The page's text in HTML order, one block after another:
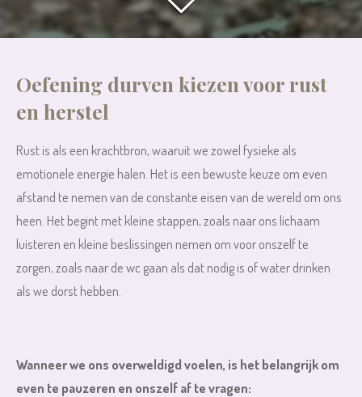
Oefening durven kiezen voor rust
en herstel
Rust is als een krachtbron, waaruit we zowel fysieke als
emotionele energie halen. Het is een bewuste keuze om even
afstand te nemen van de constante eisen van de wereld om ons
heen. Het begint met kleine stappen, zoals naar ons lichaam
luisteren en kleine beslissingen nemen om voor onszelf te
zorgen, zoals naar de wc gaan als dat nodig is of water drinken
als we dorst hebben.
Wanneer we ons overweldigd voelen, is het belangrijk om
even te pauzeren en onszelf af te vragen: